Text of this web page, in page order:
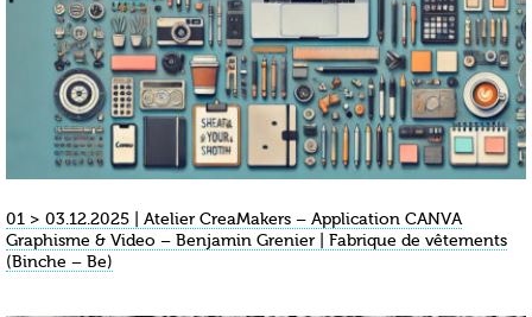
01 > 03.12.2025 | Atelier CreaMakers – Application CANVA
Graphisme & Video – Benjamin Grenier | Fabrique de vêtements
(Binche – Be)